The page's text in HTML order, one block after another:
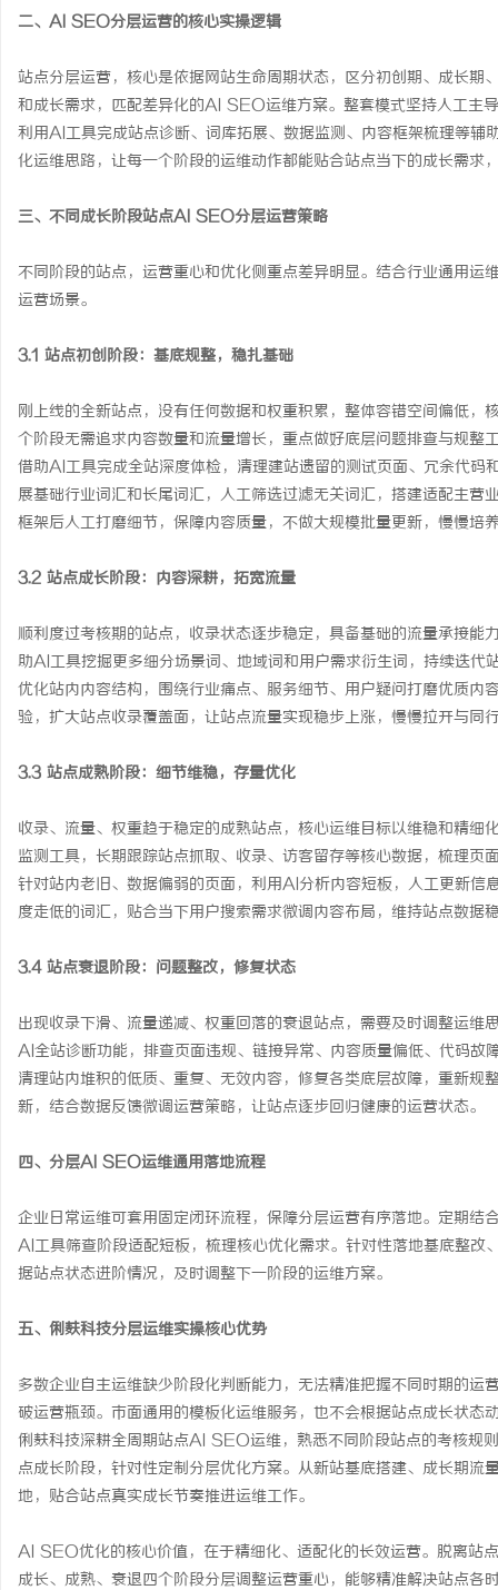
二、AI SEO分层运营的核心实操逻辑
站点分层运营，核心是依据网站生命周期状态，区分初创期、成长
和成长需求，匹配差异化的AI SEO运维方案。整套模式坚持人工主
利用AI工具完成站点诊断、词库拓展、数据监测、内容框架梳理等
化运维思路，让每一个阶段的运维动作都能贴合站点当下的成长需求
三、不同成长阶段站点AI SEO分层运营策略
不同阶段的站点，运营重心和优化侧重点差异明显。结合行业通用
运营场景。
3.1 站点初创阶段：基底规整，稳扎基础
刚上线的全新站点，没有任何数据和权重积累，整体容错空间偏低
个阶段无需追求内容数量和流量增长，重点做好底层问题排查与规整
借助AI工具完成全站深度体检，清理建站遗留的测试页面、冗余代
展基础行业词汇和长尾词汇，人工筛选过滤无关词汇，搭建适配主
框架后人工打磨细节，保障内容质量，不做大规模批量更新，慢慢培
3.2 站点成长阶段：内容深耕，拓宽流量
顺利度过考核期的站点，收录状态逐步稳定，具备基础的流量承接
助AI工具挖掘更多细分场景词、地域词和用户需求衍生词，持续迭代
优化站内内容结构，围绕行业痛点、服务细节、用户疑问打磨优质
验，扩大站点收录覆盖面，让站点流量实现稳步上涨，慢慢拉开与同
3.3 站点成熟阶段：细节维稳，存量优化
收录、流量、权重趋于稳定的成熟站点，核心运维目标以维稳和精
监测工具，长期跟踪站点抓取、收录、访客留存等核心数据，梳理页
针对站内老旧、数据偏弱的页面，利用AI分析内容短板，人工更新
度走低的词汇，贴合当下用户搜索需求微调内容布局，维持站点数据
3.4 站点衰退阶段：问题整改，修复状态
出现收录下滑、流量递减、权重回落的衰退站点，需要及时调整运
AI全站诊断功能，排查页面违规、链接异常、内容质量偏低、代码故
清理站内堆积的低质、重复、无效内容，修复各类底层故障，重新
新，结合数据反馈微调运营策略，让站点逐步回归健康的运营状态。
四、分层AI SEO运维通用落地流程
企业日常运维可套用固定闭环流程，保障分层运营有序落地。定期
AI工具筛查阶段适配短板，梳理核心优化需求。针对性落地基底整
据站点状态进阶情况，及时调整下一阶段的运维方案。
五、俐麸科技分层运维实操核心优势
多数企业自主运维缺少阶段化判断能力，无法精准把握不同时期的
破运营瓶颈。市面通用的模板化运维服务，也不会根据站点成长状态
俐麸科技深耕全周期站点AI SEO运维，熟悉不同阶段站点的考核规
点成长阶段，针对性定制分层优化方案。从新站基底搭建、成长期
地，贴合站点真实成长节奏推进运维工作。
AI SEO优化的核心价值，在于精细化、适配化的长效运营。脱离站
成长、成熟、衰退四个阶段分层调整运营重心，能够精准解决站点各